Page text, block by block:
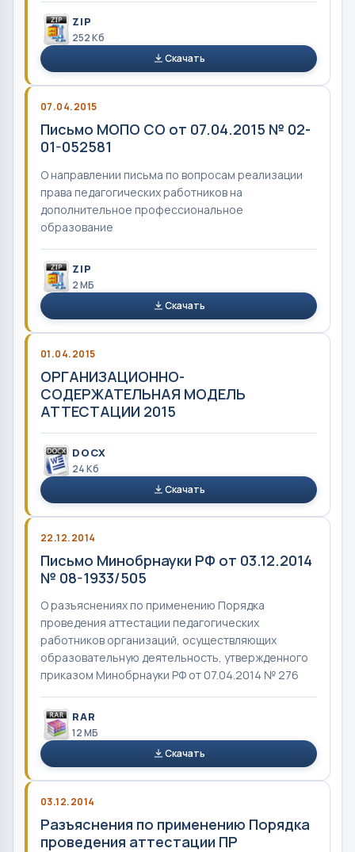
ZIP
252 Кб
Скачать
07.04.2015
Письмо МОПО СО от 07.04.2015 № 02-
01-052581
О направлении письма по вопросам реализации
права педагогических работников на
дополнительное профессиональное
образование
ZIP
2 MБ
Скачать
01.04.2015
ОРГАНИЗАЦИОННО-
СОДЕРЖАТЕЛЬНАЯ МОДЕЛЬ
АТТЕСТАЦИИ 2015
DOCX
24 Кб
Скачать
22.12.2014
Письмо Минобрнауки РФ от 03.12.2014
№ 08-1933/505
О разъяснениях по применению Порядка
проведения аттестации педагогических
работников организаций, осуществляющих
образовательную деятельность, утвержденного
приказом Минобрнауки РФ от 07.04.2014 № 276
RAR
12 MБ
Скачать
03.12.2014
Разъяснения по применению Порядка
проведения аттестации ПР